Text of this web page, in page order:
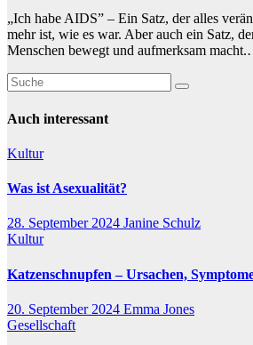
„Ich habe AIDS” – Ein Satz, der alles
mehr ist, wie es war. Aber auch ein Satz,
Menschen bewegt und aufmerksam
Auch interessant
Kultur
Was ist Asexualität?
28. September 2024 Janine Schulz
Kultur
Katzenschnupfen – Ursachen,
20. September 2024 Emma Jones
Gesellschaft